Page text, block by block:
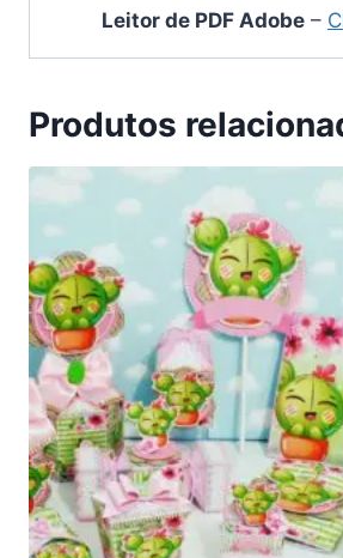
Leitor de PDF Adobe –
Produtos